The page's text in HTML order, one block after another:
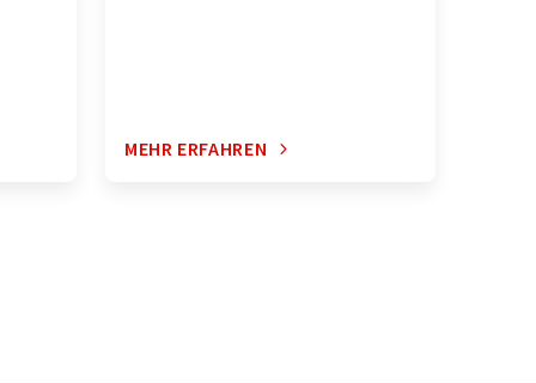
MEHR ERFAHREN